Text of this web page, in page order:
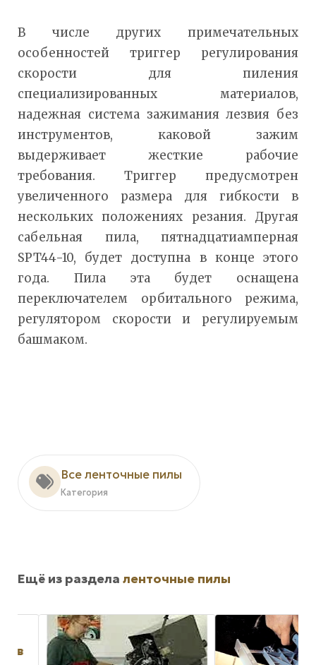
В числе других примечательных
особенностей триггер регулирования
скорости для пиления
специализированных материалов,
надежная система зажимания лезвия без
инструментов, каковой зажим
выдерживает жесткие рабочие
требования. Триггер предусмотрен
увеличенного размера для гибкости в
нескольких положениях резания. Другая
сабельная пила, пятнадцатиамперная
SPT44-10, будет доступна в конце этого
года. Пила эта будет оснащена
переключателем орбитального режима,
регулятором скорости и регулируемым
башмаком.
Все ленточные пилы
Категория
Ещё из раздела ленточные пилы